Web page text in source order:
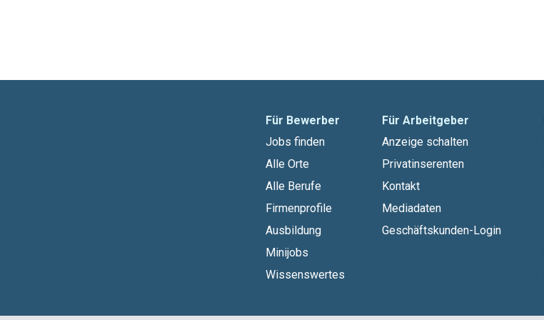
Für Bewerber
Jobs finden
Alle Orte
Alle Berufe
Firmenprofile
Ausbildung
Minijobs
Wissenswertes
Für Arbeitgeber
Anzeige schalten
Privatinserenten
Kontakt
Mediadaten
Geschäftskunden-Login